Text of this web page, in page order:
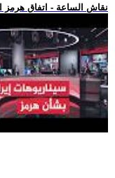
.. نقاش الساعة - اتفاق